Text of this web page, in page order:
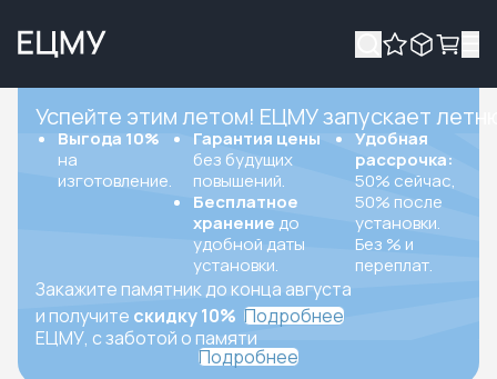
Успейте этим летом! ЕЦМУ запускает
Выгода 10%
на
изготовление.
Гарантия цены
без будущих
повышений.
Бесплатное
хранение до
удобной даты
установки.
Удобная
рассрочка:
50% сейчас,
50% после
установки.
Без % и
переплат.
Закажите памятник до конца августа
и получите скидку 10% Подробнее
ЕЦМУ, с заботой о памяти
Подробнее